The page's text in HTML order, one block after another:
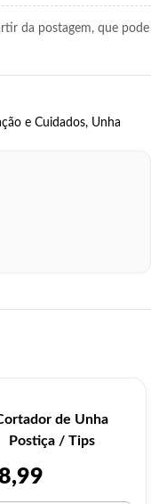
da postagem, que pode
e Cuidados, Unha
de Unha
Postiça / Tips